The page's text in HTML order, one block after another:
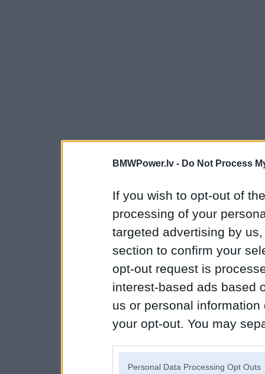
BMWPower.lv - Do Not Process
If you wish to opt-out of
processing of your
targeted advertising by
section to confirm your
opt-out request is
interest-based ads based
us or personal
your opt-out. You may
Personal Data Processing Opt Outs